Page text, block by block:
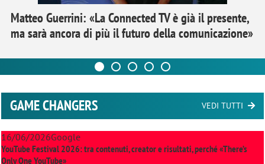
Matteo Guerrini: «La Connected TV è già il presente,
ma sarà ancora di più il futuro della comunicazione»
GAME CHANGERS VEDI TUTTI
16/06/2026Google
YouTube Festival 2026: tra contenuti, creator e risultati, perché «There’s
Only One YouTube»